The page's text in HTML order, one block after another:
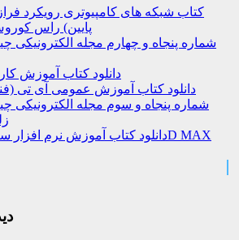
کتاب شبکه های کامپیوتری رویکرد فراز
پایین) راس
شماره پنجاه و چهارم مجله الکترونیکی
دانلود کتاب آموزش کار
دانلود کتاب آموزش عمومی آی تی
شماره پنجاه و سوم مجله الکترونیکی
دانلود کتاب آموزش نرم افزار سه بعدی سازی 3D MAX